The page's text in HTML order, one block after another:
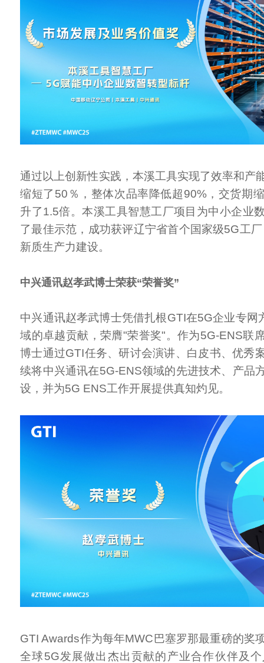
通过以上创新性实践，本溪工具实现了效率和产
缩短了50％，整体次品率降低超90%，交货期
升了1.5倍。本溪工具智慧工厂项目为中小企业
了最佳示范，成功获评辽宁省首个国家级5G工
新质生产力建设。
中兴通讯赵孝武博士荣获“荣誉奖”
中兴通讯赵孝武博士凭借扎根GTI在5G企业专网
域的卓越贡献，荣膺"荣誉奖"。作为5G-ENS联
博士通过GTI任务、研讨会演讲、白皮书、优秀
续将中兴通讯在5G-ENS领域的先进技术、产品
设，并为5G ENS工作开展提供真知灼见。
GTI Awards作为每年MWC巴塞罗那最重磅的奖
全球5G发展做出杰出贡献的产业合作伙伴及